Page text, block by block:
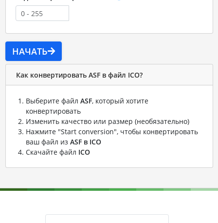
НАЧАТЬ
Как конвертировать ASF в файл ICO?
Выберите файл ASF, который хотите
конвертировать
Изменить качество или размер (необязательно)
Нажмите "Start conversion", чтобы конвертировать
ваш файл из ASF в ICO
Скачайте файл ICO